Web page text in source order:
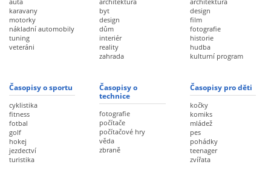
karavany
motorky
nákladní automobily
tuning
veteráni
byt
design
dům
interiér
reality
zahrada
design
film
fotografie
historie
hudba
kulturní program
Časopisy o sportu
cyklistika
fitness
fotbal
golf
hokej
jezdectví
turistika
Časopisy o
technice
fotografie
počítače
počítačové hry
věda
zbraně
Časopisy pro děti
kočky
komiks
mládež
pes
pohádky
teenager
zvířata